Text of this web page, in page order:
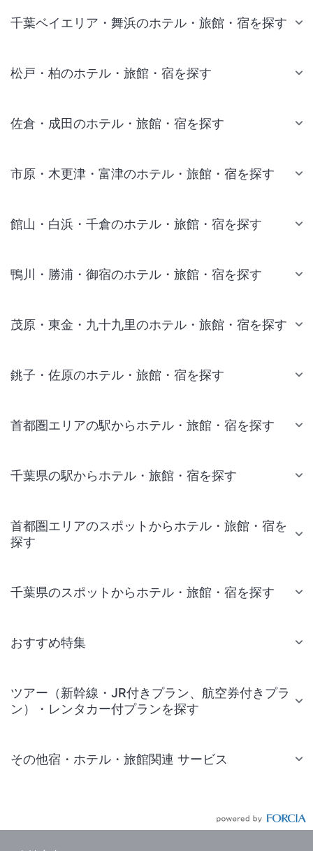
千葉ベイエリア・舞浜のホテル・旅館・宿を探す
松戸・柏のホテル・旅館・宿を探す
佐倉・成田のホテル・旅館・宿を探す
市原・木更津・富津のホテル・旅館・宿を探す
館山・白浜・千倉のホテル・旅館・宿を探す
鴨川・勝浦・御宿のホテル・旅館・宿を探す
茂原・東金・九十九里のホテル・旅館・宿を探す
銚子・佐原のホテル・旅館・宿を探す
首都圏エリアの駅からホテル・旅館・宿を探す
千葉県の駅からホテル・旅館・宿を探す
首都圏エリアのスポットからホテル・旅館・宿を
探す
千葉県のスポットからホテル・旅館・宿を探す
おすすめ特集
ツアー（新幹線・JR付きプラン、航空券付きプラ
ン）・レンタカー付プランを探す
その他宿・ホテル・旅館関連 サービス